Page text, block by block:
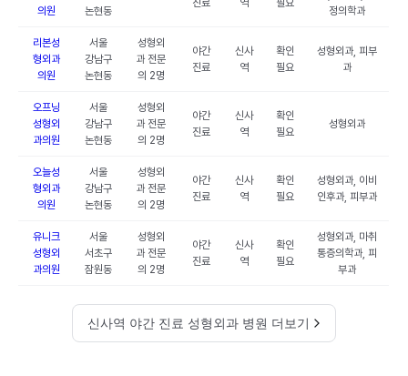
의원
논현동
진료
역
필요
정의학과
리본성
형외과
의원
서울
강남구
논현동
성형외
과 전문
의 2명
야간
진료
신사
역
확인
필요
성형외과, 피부
과
오프닝
성형외
과의원
서울
강남구
논현동
성형외
과 전문
의 2명
야간
진료
신사
역
확인
필요
성형외과
오늘성
형외과
의원
서울
강남구
논현동
성형외
과 전문
의 2명
야간
진료
신사
역
확인
필요
성형외과, 이비
인후과, 피부과
유니크
성형외
과의원
서울
서초구
잠원동
성형외
과 전문
의 2명
야간
진료
신사
역
확인
필요
성형외과, 마취
통증의학과, 피
부과
신사역 야간 진료 성형외과 병원 더보기